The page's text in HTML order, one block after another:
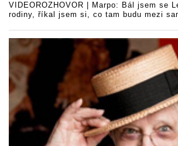
VIDEOROZHOVOR | Marpo: Bál jsem se
rodiny, říkal jsem si, co tam budu mezi